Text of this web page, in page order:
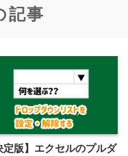
記事
定版】エクセルのプルダ